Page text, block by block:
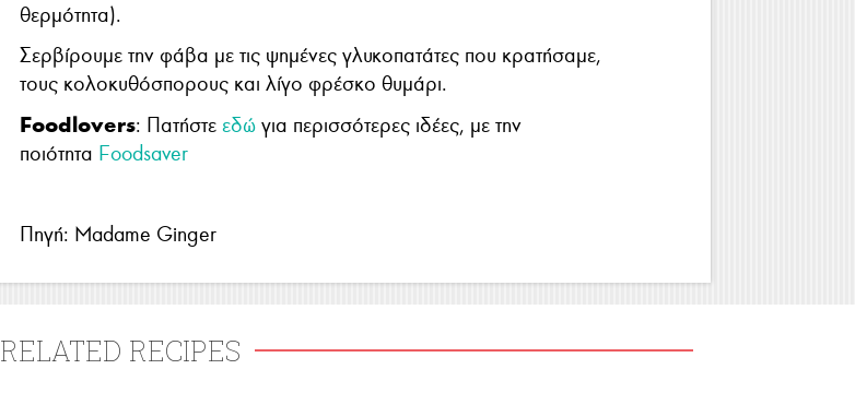
θερμότητα).
Σερβίρουμε την φάβα με τις ψημένες γλυκοπατάτες που κρατήσαμε,
τους κολοκυθόσπορους και λίγο φρέσκο θυμάρι.
Foodlovers: Πατήστεεδώ για περισσότερες ιδέες, με την
ποιότητα Foodsaver
Πηγή: Madame Ginger
RELATED RECIPES